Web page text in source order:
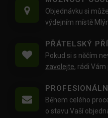
Objednávku si
výdejním místě
PŘÁTELSKÝ
Pokud si s něčím
zavolejte, rádi
Během celého
o stavu Vaší